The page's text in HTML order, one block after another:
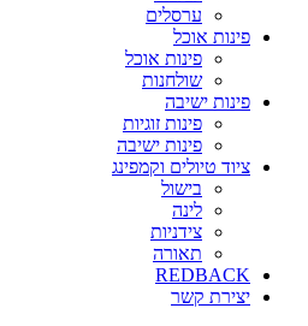
ערסלים
פינות אוכל
פינות אוכל
שולחנות
פינות ישיבה
פינות זוגיות
פינות ישיבה
ציוד טיולים וקמפינג
בישול
לינה
צידניות
תאורה
REDBACK
יצירת קשר